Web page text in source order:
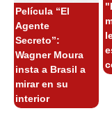
Película “El
Agente
Secreto”:
Wagner Moura
insta a Brasil a
mirar en su
interior